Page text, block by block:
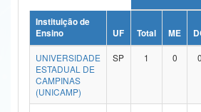
Ministério da Ciência, Tecnologia, Inovações e
Ministério do Meio Ambiente
Ministério do Turismo
Ministério do Desenvolvimento Regional
Instituição de
Ensino
UF Total ME
UNIVERSIDADE
ESTADUAL DE
CAMPINAS
(UNICAMP)
SP 1 0 0